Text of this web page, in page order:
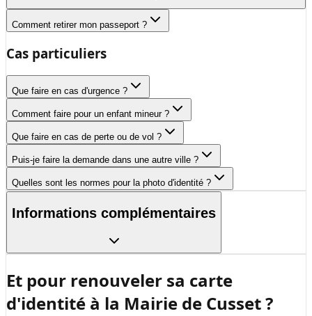
Comment retirer mon passeport ?
Cas particuliers
Que faire en cas d'urgence ?
Comment faire pour un enfant mineur ?
Que faire en cas de perte ou de vol ?
Puis-je faire la demande dans une autre ville ?
Quelles sont les normes pour la photo d'identité ?
Informations complémentaires
Et pour renouveler sa carte
d'identité à la Mairie de Cusset?